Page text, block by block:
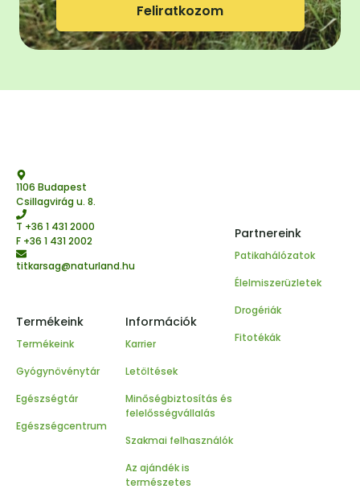
Feliratkozom
1106 Budapest
Csillagvirág u. 8.
T +36 1 431 2000
F +36 1 431 2002
titkarsag@naturland.hu
Termékeink
Termékeink
Gyógynövénytár
Egészségtár
Egészségcentrum
Információk
Karrier
Letöltések
Minőségbiztosítás és
felelősségvállalás
Szakmai felhasználók
Az ajándék is
természetes
Partnereink
Patikahálózatok
Élelmiszerüzletek
Drogériák
Fitotékák